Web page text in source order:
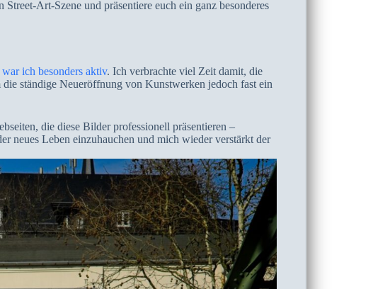
Art-Szene und präsentiere euch ein ganz besonderes
war ich besonders aktiv. Ich verbrachte viel Zeit damit, die
ständige Neueröffnung von Kunstwerken jedoch fast ein
die diese Bilder professionell präsentieren –
neues Leben einzuhauchen und mich wieder verstärkt der